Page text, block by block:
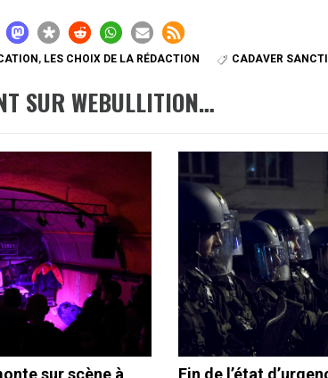
, LES CHOIX DE LA RÉDACTION CADAVER SANCTI
SUR WEBULLITION…
sur scène à Fin de l’état